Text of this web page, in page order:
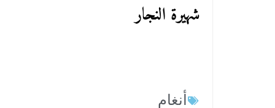
شهيرة النجار
أنغام